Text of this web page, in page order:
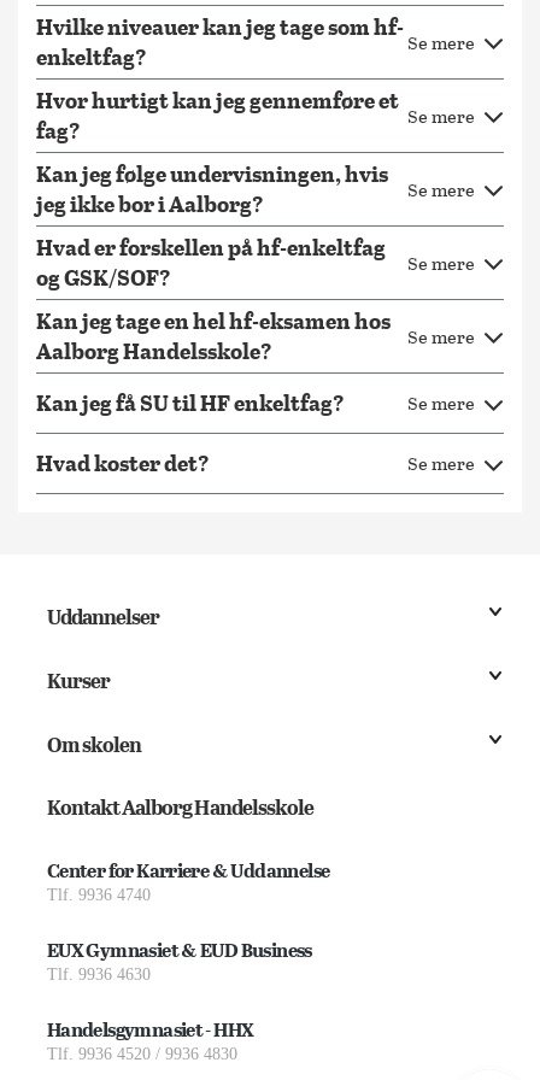
Vi kombinerer digitale læringsværktøjer med personlig
vejledning fra vores undervisere.
Fuld online fleksibilitet: Al undervisning og materiale er
tilgængeligt digitalt, så du kan læse hjemmefra, uanset om
du bor i Aalborg eller andre steder i landet.
Individuel feedback: Du får løbende vejledning og
feedback på dine opgaver, så du løfter dit sproglige
niveau og bliver klar til eksamen.
Fysisk eksamen i Aalborg: Forløbet afsluttes med fysisk
eksamen på vores adresse i Aalborg. Her får du mulighed
for at vise dine mundtlige og skriftlige færdigheder.
Hvilke niveauer kan jeg tage som hf-
enkeltfag?
Se mere
Hvor hurtigt kan jeg gennemføre et
fag?
Se mere
Kan jeg følge undervisningen, hvis
jeg ikke bor i Aalborg?
Se mere
Hvad er forskellen på hf-enkeltfag
og GSK/SOF?
Se mere
Kan jeg tage en hel hf-eksamen hos
Aalborg Handelsskole?
Se mere
Kan jeg få SU til HF enkeltfag? Se mere
Hvad koster det? Se mere
Uddannelser
Kurser
Om skolen
Kontakt Aalborg Handelsskole
Center for Karriere & Uddannelse
Tlf. 9936 4740
EUX Gymnasiet & EUD Business
Tlf. 9936 4630
Handelsgymnasiet - HHX
Tlf. 9936 4520 / 9936 4830